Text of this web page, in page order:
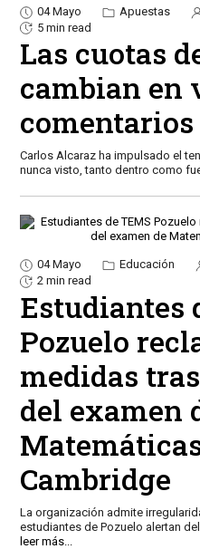
04 Mayo Apuestas
5 min read
Las cuotas
cambian en
Carlos Alcaraz ha impulsado el
nunca visto, tanto dentro como
04 Mayo Educación
2 min read
Estudiantes
Pozuelo
medidas
del examen
Cambridge
La organización admite
estudiantes de Pozuelo alertan
leer más...